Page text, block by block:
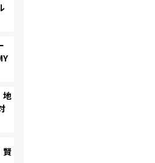
地
賢